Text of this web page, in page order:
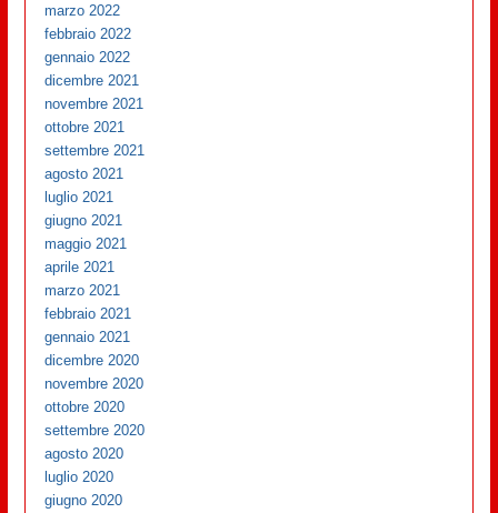
marzo 2022
febbraio 2022
gennaio 2022
dicembre 2021
novembre 2021
ottobre 2021
settembre 2021
agosto 2021
luglio 2021
giugno 2021
maggio 2021
aprile 2021
marzo 2021
febbraio 2021
gennaio 2021
dicembre 2020
novembre 2020
ottobre 2020
settembre 2020
agosto 2020
luglio 2020
giugno 2020